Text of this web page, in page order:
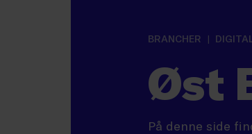
BRANCHER
Øst
På denne side